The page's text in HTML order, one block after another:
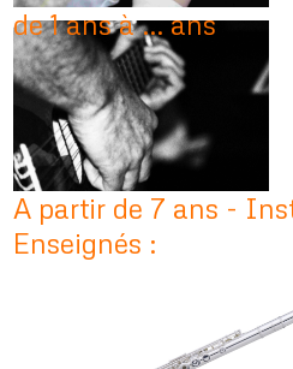
de 1 ans à ... ans
A partir de 7 ans -
Enseignés :